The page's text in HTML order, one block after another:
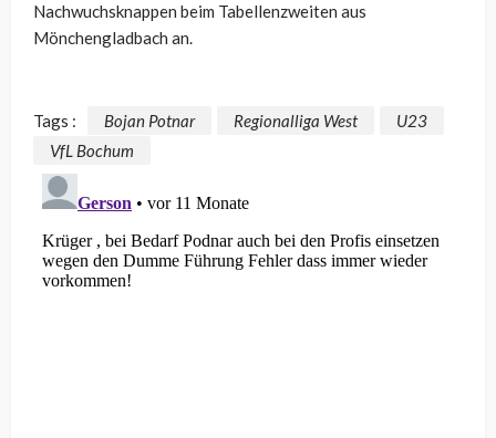
Nachwuchsknappen beim Tabellenzweiten aus
Mönchengladbach an.
Tags : Bojan Potnar Regionalliga West
U23
VfL Bochum